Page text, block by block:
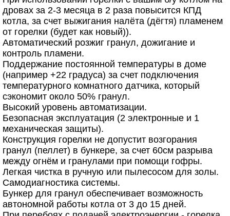
дровах за 2-3 месяца в 2 раза повысится КПД
котла, за счет выжигания налёта (дёгтя) пламенем
от горелки (будет как новый)).
Автоматический розжиг гранул, дожигание и
контроль пламени.
Поддержание постоянной температуры в доме
(например +22 градуса) за счет подключения
температурного комнатного датчика, который
сэкономит около 50% гранул.
Высокий уровень автоматизации.
Безопасная эксплуатация (2 электронные и 1
механическая защиты).
Конструкция горелки не допустит возгорания
гранул (пеллет) в бункере, за счет 60см разрыва
между огнём и гранулами при помощи гофры.
Легкая чистка в ручную или пылесосом для золы.
Самодиагностика системы.
Бункер для гранул обеспечивает возможность
автономной работы котла от 3 до 15 дней.